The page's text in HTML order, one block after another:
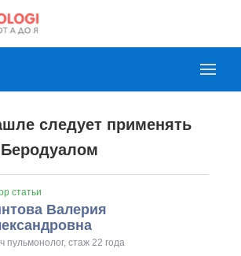
следует применять
статьи
Валерия
пульмонолог, стаж 22 года